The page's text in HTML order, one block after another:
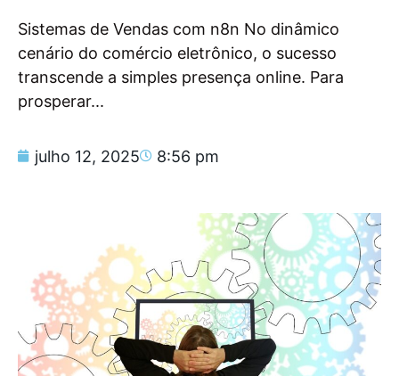
Sistemas de Vendas com n8n No dinâmico
cenário do comércio eletrônico, o sucesso
transcende a simples presença online. Para
prosperar...
julho 12, 2025 8:56 pm